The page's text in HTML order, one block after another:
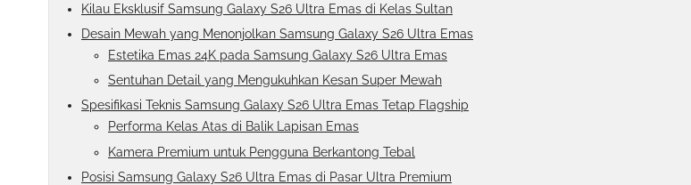
Kilau Eksklusif Samsung Galaxy S26 Ultra Emas di Kelas Sultan
Desain Mewah yang Menonjolkan Samsung Galaxy S26 Ultra Emas
Estetika Emas 24K pada Samsung Galaxy S26 Ultra Emas
Sentuhan Detail yang Mengukuhkan Kesan Super Mewah
Spesifikasi Teknis Samsung Galaxy S26 Ultra Emas Tetap Flagship
Performa Kelas Atas di Balik Lapisan Emas
Kamera Premium untuk Pengguna Berkantong Tebal
Posisi Samsung Galaxy S26 Ultra Emas di Pasar Ultra Premium